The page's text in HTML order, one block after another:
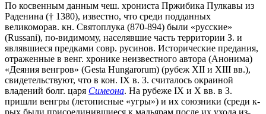
По косвенным данным чеш. хрониста Пржибика Пулкавы из
Раденина († 1380), известно, что среди подданных
великоморав. кн. Святоплука (870-894) были «русские»
(Russani), по-видимому, населявшие часть территории З. и
являвшиеся предками совр. русинов. Исторические предания,
отраженные в венг. хронике неизвестного автора (Анонима)
«Деяния венгров» (Gesta Hungarorum) (рубеж ХII и ХIII вв.),
свидетельствуют, что в кон. IX в. З. считалось окраиной
владений болг. царя Симеона. На рубеже IX и Х вв. в З.
пришли венгры (летописные «угры») и их союзники (среди к-